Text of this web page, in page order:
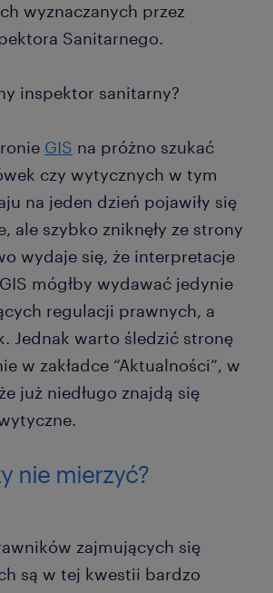
wyznaczanych przez
Sanitarnego.
inspektor sanitarny?
GIS na próżno szukać
czy wytycznych w tym
na jeden dzień pojawiły się
ale szybko zniknęły ze strony
wydaje się, że interpretacje
mógłby wydawać jedynie
regulacji prawnych, a
Jednak warto śledzić stronę
w zakładce “Aktualności”, w
już niedługo znajdą się
nie mierzyć?
zajmujących się
są w tej kwestii bardzo